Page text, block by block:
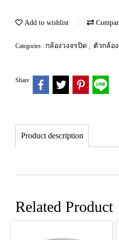
Add to wishlist
Categories : กล้องวงจรปิด , ตัวกล้อ
Share
Product description
Related Product